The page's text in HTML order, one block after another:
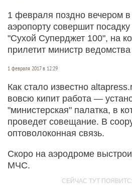
1 февраля поздно вечером
аэропорту совершит
"Сухой Суперджет 100", на
прилетит министр
1 февраля 2017 в 12:29
Как стало известно
вовсю кипит работа —
"министерская" палатка, в
проведет совещание. В
оптоволоконная связь.
Скоро на аэродроме
МЧС.